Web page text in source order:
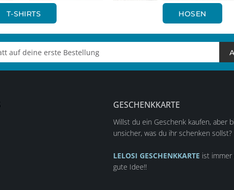
T-SHIRTS HOSEN
GESCHENKKARTE
Willst du ein Geschenk kaufen, aber
unsicher, was du ihr schenken sollst?
LELOSI GESCHENKKARTE ist immer
gute Idee!!